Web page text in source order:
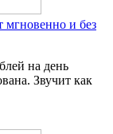
мгновенно и без
на день
Звучит как